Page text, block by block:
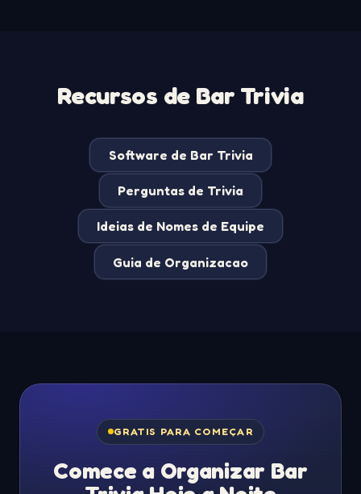
Recursos de Bar Trivia
Software de Bar Trivia
Perguntas de Trivia
Ideias de Nomes de Equipe
Guia de Organizacao
GRATIS PARA COMEÇAR
Comece a Organizar Bar